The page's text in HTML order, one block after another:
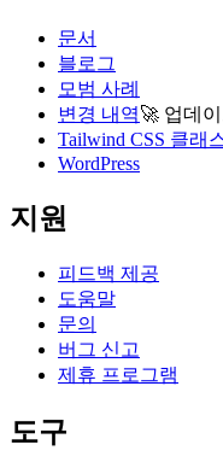
문서
블로그
모범 사례
변경 내역🚀 업데
Tailwind CSS 클래
WordPress
지원
피드백 제공
도움말
문의
버그 신고
제휴 프로그램
도구